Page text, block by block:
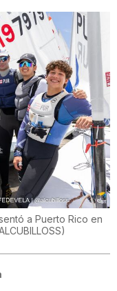
a Puerto Rico en
)